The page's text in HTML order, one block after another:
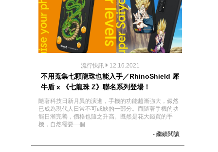
流行快訊 12.16.2021
不用蒐集七顆龍珠也能入手／RhinoShield 犀
牛盾 x 《七龍珠 Z》聯名系列登場！
隨著科技日新月異的演進，手機的功能越漸強大，儼然
已成為現代人日常不可或缺的一部分。而隨著手機的功
能日漸完善，價格也隨之升高。既然是花大錢買的手
機，自然需要一個...
- 繼續閱讀